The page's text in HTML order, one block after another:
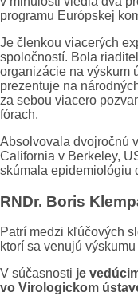
programu Európskej
Je členkou viacerých
spoločností. Bola
organizácie na výskum
prezentuje na
za sebou viacero
fórach.
Absolvovala dvojročnú
California v Berkeley,
skúmala epidemiológiu
RNDr. Boris
Patrí medzi kľúčových
ktorí sa venujú
V súčasnosti je
vo Virologickom